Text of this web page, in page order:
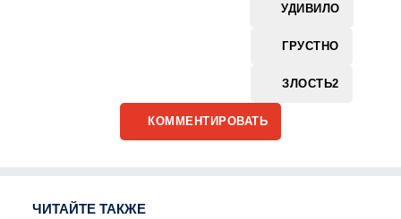
УДИВИЛО
ГРУСТНО
ЗЛОСТЬ2
КОММЕНТИРОВАТЬ
ЧИТАЙТЕ ТАКЖЕ